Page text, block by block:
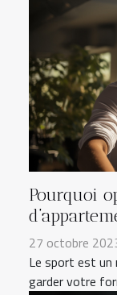
Pourquoi
27 octobre
Le sport est un
garder votre